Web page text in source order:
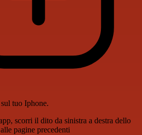
tuo Iphone.
scorri il dito da sinistra a destra dello
pagine precedenti